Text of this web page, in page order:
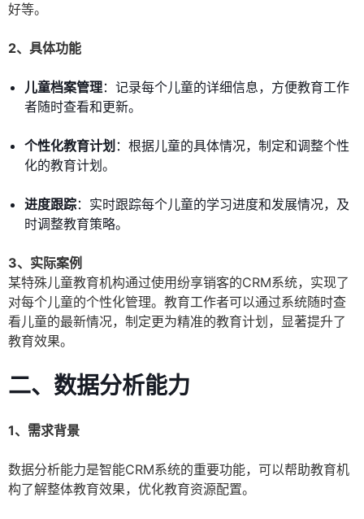
好等。
2、具体功能
儿童档案管理：记录每个儿童的详细信息，方便教育工作
者随时查看和更新。
个性化教育计划 ：根据儿童的具体情况，制定和调整个性
化的教育计划。
进度跟踪：实时跟踪每个儿童的学习进度和发展情况，及
时调整教育策略。
3、实际案例
某特殊儿童教育机构通过使用纷享销客的CRM系统，实现了
对每个儿童的个性化管理。教育工作者可以通过系统随时查
看儿童的最新情况，制定更为精准的教育计划，显著提升了
教育效果。
二、数据分析能力
1、需求背景
数据分析能力是智能CRM系统的重要功能，可以帮助教育机
构了解整体教育效果，优化教育资源配置。